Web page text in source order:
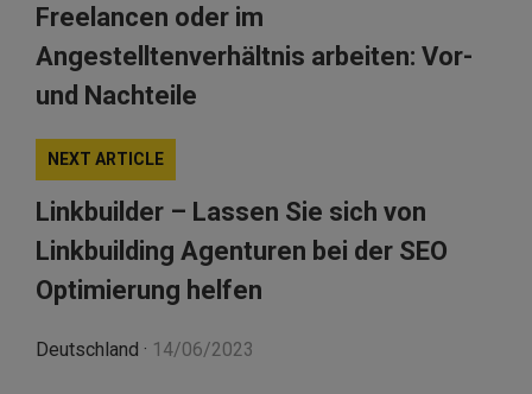
Freelancen oder im
Angestelltenverhältnis arbeiten: Vor-
und Nachteile
NEXT ARTICLE
Linkbuilder – Lassen Sie sich von
Linkbuilding Agenturen bei der SEO
Optimierung helfen
Deutschland · 14/06/2023